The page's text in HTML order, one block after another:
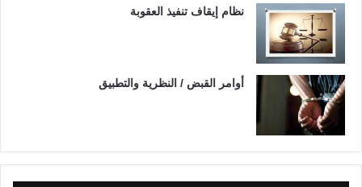
نظام إيقاف تنفيذ العقوبة
أوامر القبض / النظرية والتطبيق